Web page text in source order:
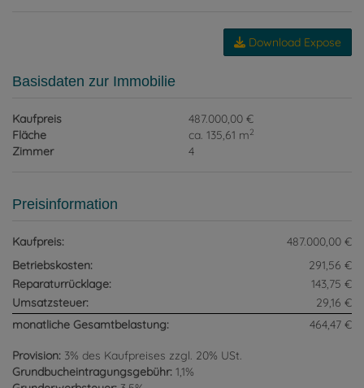
Download Expose
Basisdaten zur Immobilie
Kaufpreis
487.000,00 €
Fläche
ca. 135,61 m2
Zimmer 4
Preisinformation
Kaufpreis:
487.000,00 €
Betriebskosten:
291,56 €
Reparaturrücklage:
143,75 €
Umsatzsteuer:
29,16 €
monatliche Gesamtbelastung:
464,47 €
Provision: 3% des Kaufpreises zzgl. 20% USt.
Grundbucheintragungsgebühr: 1,1%